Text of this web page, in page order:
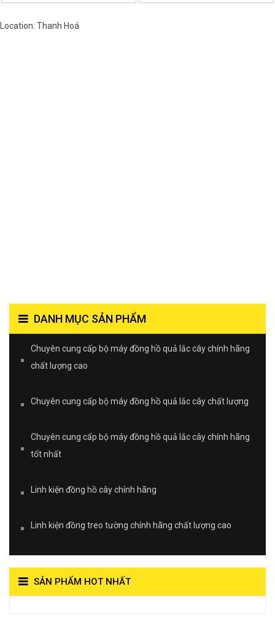
Location: Thanh Hoá
DANH MỤC SẢN PHẨM
Chuyên cung cấp bộ máy đồng hồ quả lắc cây chính hãng
chất lượng cao
Chuyên cung cấp bộ máy đồng hồ quả lắc cây chất lượng
Chuyên cung cấp bộ máy đồng hồ quả lắc cây chính hãng
tốt nhất
Linh kiện đồng hồ cây chính hãng
Linh kiện đồng treo tường chính hãng chất lượng cao
SẢN PHẨM HOT NHẤT